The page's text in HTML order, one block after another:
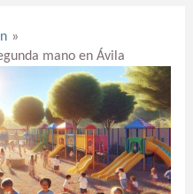
mano en Ávila